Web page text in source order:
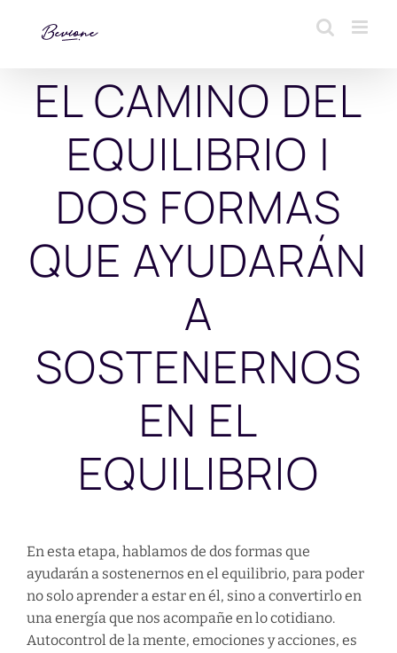
EL CAMINO DEL
EQUILIBRIO |
DOS FORMAS
QUE AYUDARÁN
A
SOSTENERNOS
EN EL
EQUILIBRIO
En esta etapa, hablamos de dos formas que
ayudarán a sostenernos en el equilibrio, para poder
no solo aprender a estar en él, sino a convertirlo en
una energía que nos acompañe en lo cotidiano.
Autocontrol de la mente, emociones y acciones, es